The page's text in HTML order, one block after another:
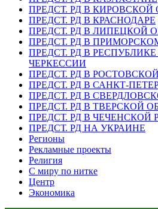
ПРЕДСТ. РД В КИРОВСКОЙ
ПРЕДСТ. РД В КРАСНОДАРЕ
ПРЕДСТ. РД В ЛИПЕЦКОЙ
ПРЕДСТ. РД В
ПРЕДСТ. РД В
ЧЕРКЕССИИ
ПРЕДСТ. РД В
ПРЕДСТ. РД В САНКТ-
ПРЕДСТ. РД В
ПРЕДСТ. РД В ТВЕРСКОЙ
ПРЕДСТ. РД В ЧЕЧЕНСКОЙ
ПРЕДСТ. РД НА УКРАИНЕ
Регионы
Рекламные проекты
Религия
С миру по нитке
Центр
Экономика